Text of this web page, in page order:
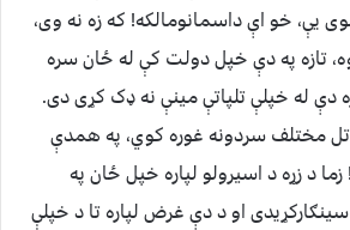
يې، خو اې داسمانومالکه! که زه نه وى،
تازه په دې خپل دولت کې له ځان سره
دې له خپلې تلپاتې مينې نه ډک کړى دى.
تل مختلف سردونه غوره کوي، په همدې
د زړه د اسيرولو لپاره خپل ځان په
او د دې غرض لپاره تا د خپلې